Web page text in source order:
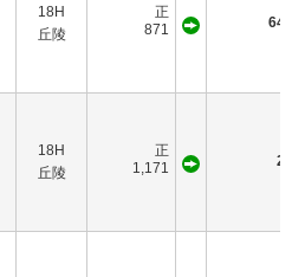
18H
丘陵
正
871
18H
丘陵
正
1,171